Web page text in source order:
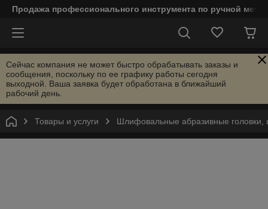
Продажа профессионального инструмента по ручной
Сейчас компания не может быстро обрабатывать заказы и
сообщения, поскольку по ее графику работы сегодня
выходной. Ваша заявка будет обработана в ближайший
рабочий день.
Товары и услуги Шлифовальные абразивные головки,